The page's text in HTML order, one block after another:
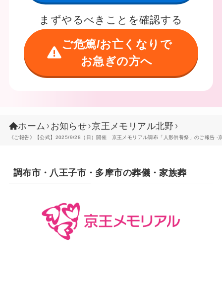
まずやるべきことを確認する
ご危篤/お亡くなりで
お急ぎの方へ
ホーム お知らせ 京王メモリアル北野
《ご報告》【公式】2025/9/28（日）開催 京王メモリアル調布「人形供養祭」のご報告 -
調布市・八王子市・多摩市の葬儀・家族葬